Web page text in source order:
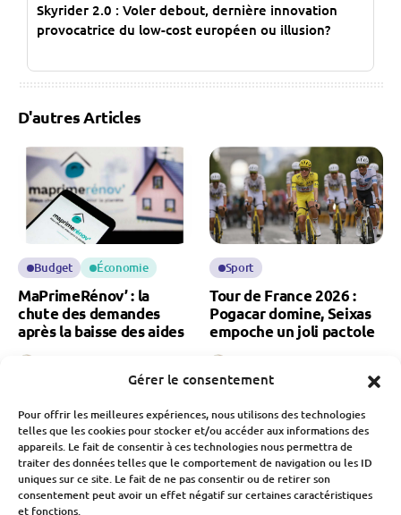
Gérer le consentement
Pour offrir les meilleures expériences, nous utilisons des technologies
telles que les cookies pour stocker et/ou accéder aux informations des
appareils. Le fait de consentir à ces technologies nous permettra de
traiter des données telles que le comportement de navigation ou les ID
uniques sur ce site. Le fait de ne pas consentir ou de retirer son
consentement peut avoir un effet négatif sur certaines caractéristiques
et fonctions.
Skyrider 2.0 : Voler debout, dernière innovation
provocatrice du low-cost européen ou illusion?
D'autres Articles
Budget Économie
MaPrimeRénov’ : la
chute des demandes
après la baisse des aides
Sport
Tour de France 2026 :
Pogacar domine, Seixas
empoche un joli pactole
3 Août 2026